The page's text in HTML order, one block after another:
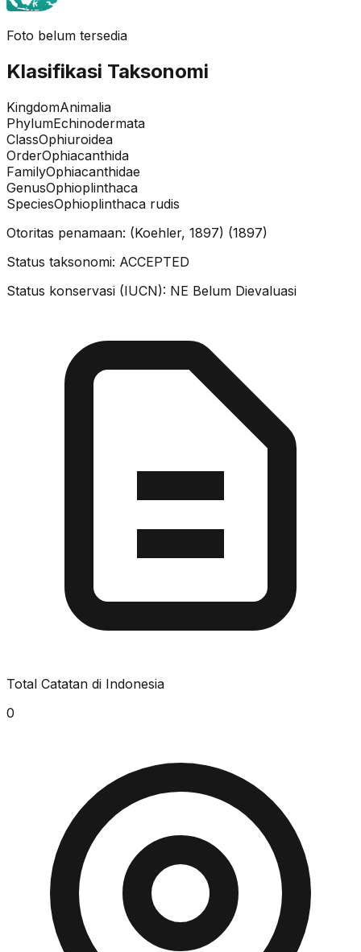
Foto belum tersedia
Klasifikasi Taksonomi
KingdomAnimalia
PhylumEchinodermata
ClassOphiuroidea
OrderOphiacanthida
FamilyOphiacanthidae
GenusOphioplinthaca
SpeciesOphioplinthaca rudis
Otoritas penamaan: (Koehler, 1897) (1897)
Status taksonomi: ACCEPTED
Status konservasi (IUCN): NE Belum Dievaluasi
Total Catatan di Indonesia
0